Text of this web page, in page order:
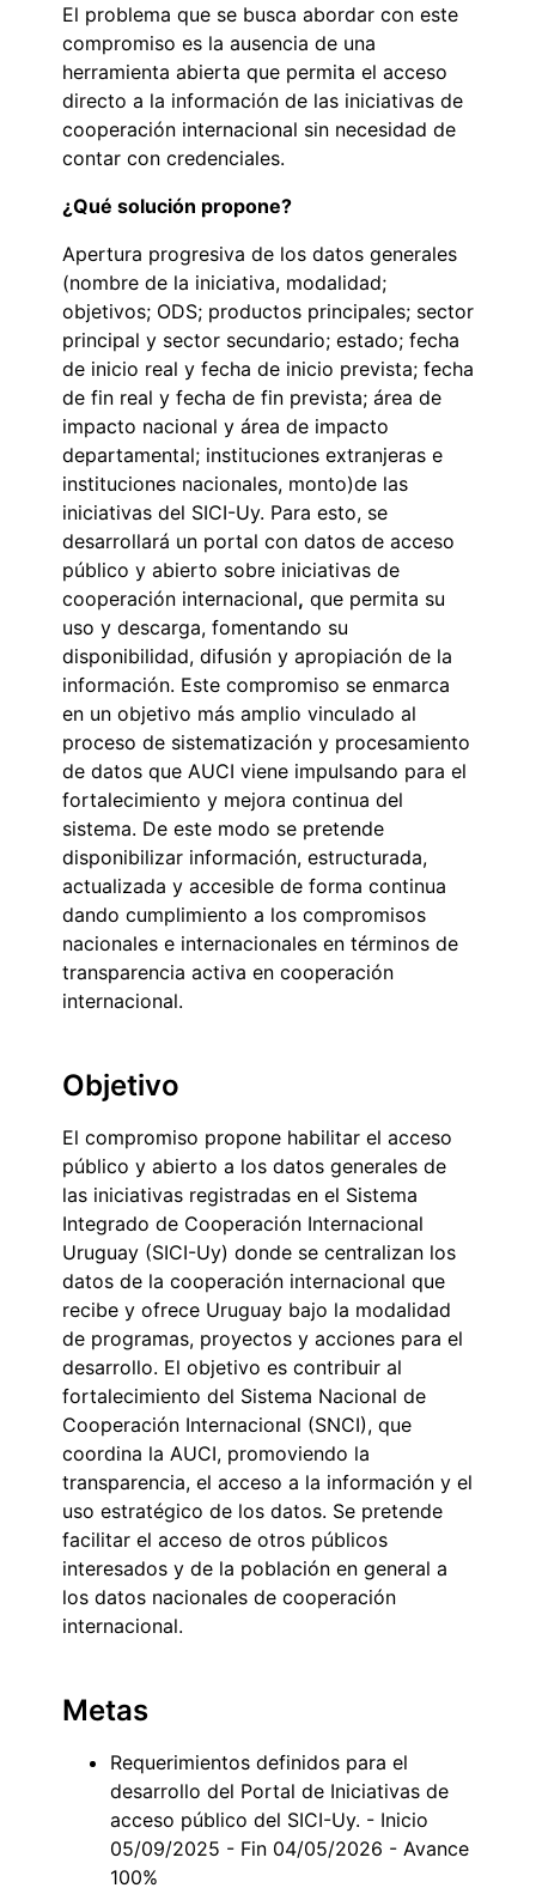
El problema que se busca abordar con este
compromiso es la ausencia de una
herramienta abierta que permita el acceso
directo a la información de las iniciativas de
cooperación internacional sin necesidad de
contar con credenciales.
¿Qué solución propone?
Apertura progresiva de los datos generales
(nombre de la iniciativa, modalidad;
objetivos; ODS; productos principales; sector
principal y sector secundario; estado; fecha
de inicio real y fecha de inicio prevista; fecha
de fin real y fecha de fin prevista; área de
impacto nacional y área de impacto
departamental; instituciones extranjeras e
instituciones nacionales, monto)de las
iniciativas del SICI-Uy. Para esto, se
desarrollará un portal con datos de acceso
público y abierto sobre iniciativas de
cooperación internacional, que permita su
uso y descarga, fomentando su
disponibilidad, difusión y apropiación de la
información. Este compromiso se enmarca
en un objetivo más amplio vinculado al
proceso de sistematización y procesamiento
de datos que AUCI viene impulsando para el
fortalecimiento y mejora continua del
sistema. De este modo se pretende
disponibilizar información, estructurada,
actualizada y accesible de forma continua
dando cumplimiento a los compromisos
nacionales e internacionales en términos de
transparencia activa en cooperación
internacional.
Objetivo
El compromiso propone habilitar el acceso
público y abierto a los datos generales de
las iniciativas registradas en el Sistema
Integrado de Cooperación Internacional
Uruguay (SICI-Uy) donde se centralizan los
datos de la cooperación internacional que
recibe y ofrece Uruguay bajo la modalidad
de programas, proyectos y acciones para el
desarrollo. El objetivo es contribuir al
fortalecimiento del Sistema Nacional de
Cooperación Internacional (SNCI), que
coordina la AUCI, promoviendo la
transparencia, el acceso a la información y el
uso estratégico de los datos. Se pretende
facilitar el acceso de otros públicos
interesados y de la población en general a
los datos nacionales de cooperación
internacional.
Metas
Requerimientos definidos para el
desarrollo del Portal de Iniciativas de
acceso público del SICI-Uy. - Inicio
05/09/2025 - Fin 04/05/2026 - Avance
100%